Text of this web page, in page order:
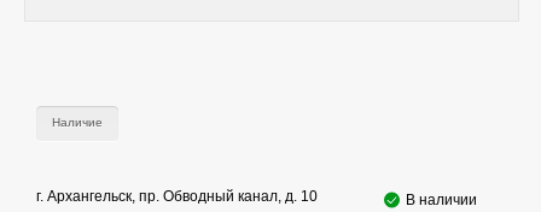
Наличие
г. Архангельск, пр. Обводный канал, д. 10
В наличии